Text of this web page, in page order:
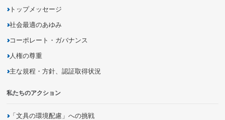
トップメッセージ
社会最適のあゆみ
コーポレート・ガバナンス
人権の尊重
主な規程・方針、認証取得状況
私たちのアクション
「文具の環境配慮」への挑戦